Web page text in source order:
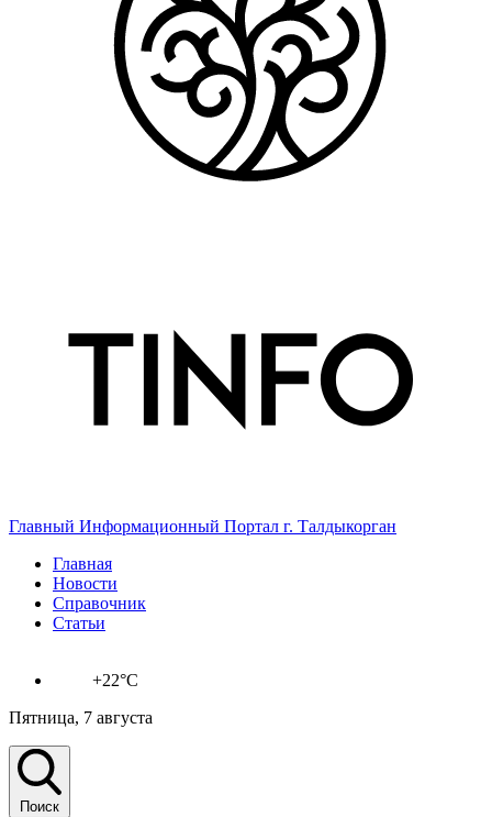
Главный Информационный Портал г. Талдыкорган
Главная
Новости
Справочник
Статьи
+22°C
Пятница, 7 августа
Поиск